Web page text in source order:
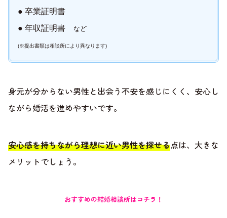
● 卒業証明書
● 年収証明書
など
(※提出書類は相談所により異なります)
身元が分からない男性と出会う不安を感じにくく、安心し
ながら婚活を進めやすいです。
安心感を持ちながら理想に近い男性を探せる点は、大きな
メリットでしょう。
おすすめの結婚相談所はコチラ！